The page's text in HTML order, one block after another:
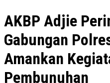
AKBP Adjie
Gabungan
Amankan
Pembunuhan